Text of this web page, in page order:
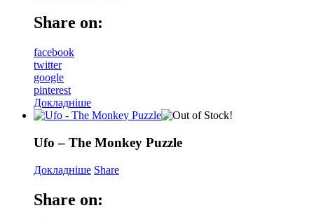
Share on:
facebook
twitter
google
pinterest
Докладніше
Ufo – The Monkey Puzzle
Докладніше Share
Share on: